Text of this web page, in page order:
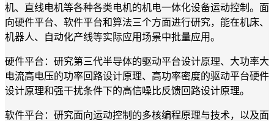
机、直线电机等各种各类电机的机电一体化设备运动控制。面
向硬件平台、软件平台和算法三个方面进行研究，能在机床、
机器人、自动化产线等实际应用场景中批量应用。
硬件平台：研究第三代半导体的驱动平台设计原理、大功率大
电流高电压的功率回路设计原理、高功率密度的驱动平台硬件
设计原理和强干扰条件下的高信噪比反馈回路设计原理。
软件平台：研究面向运动控制的多核编程原理与技术，以及面